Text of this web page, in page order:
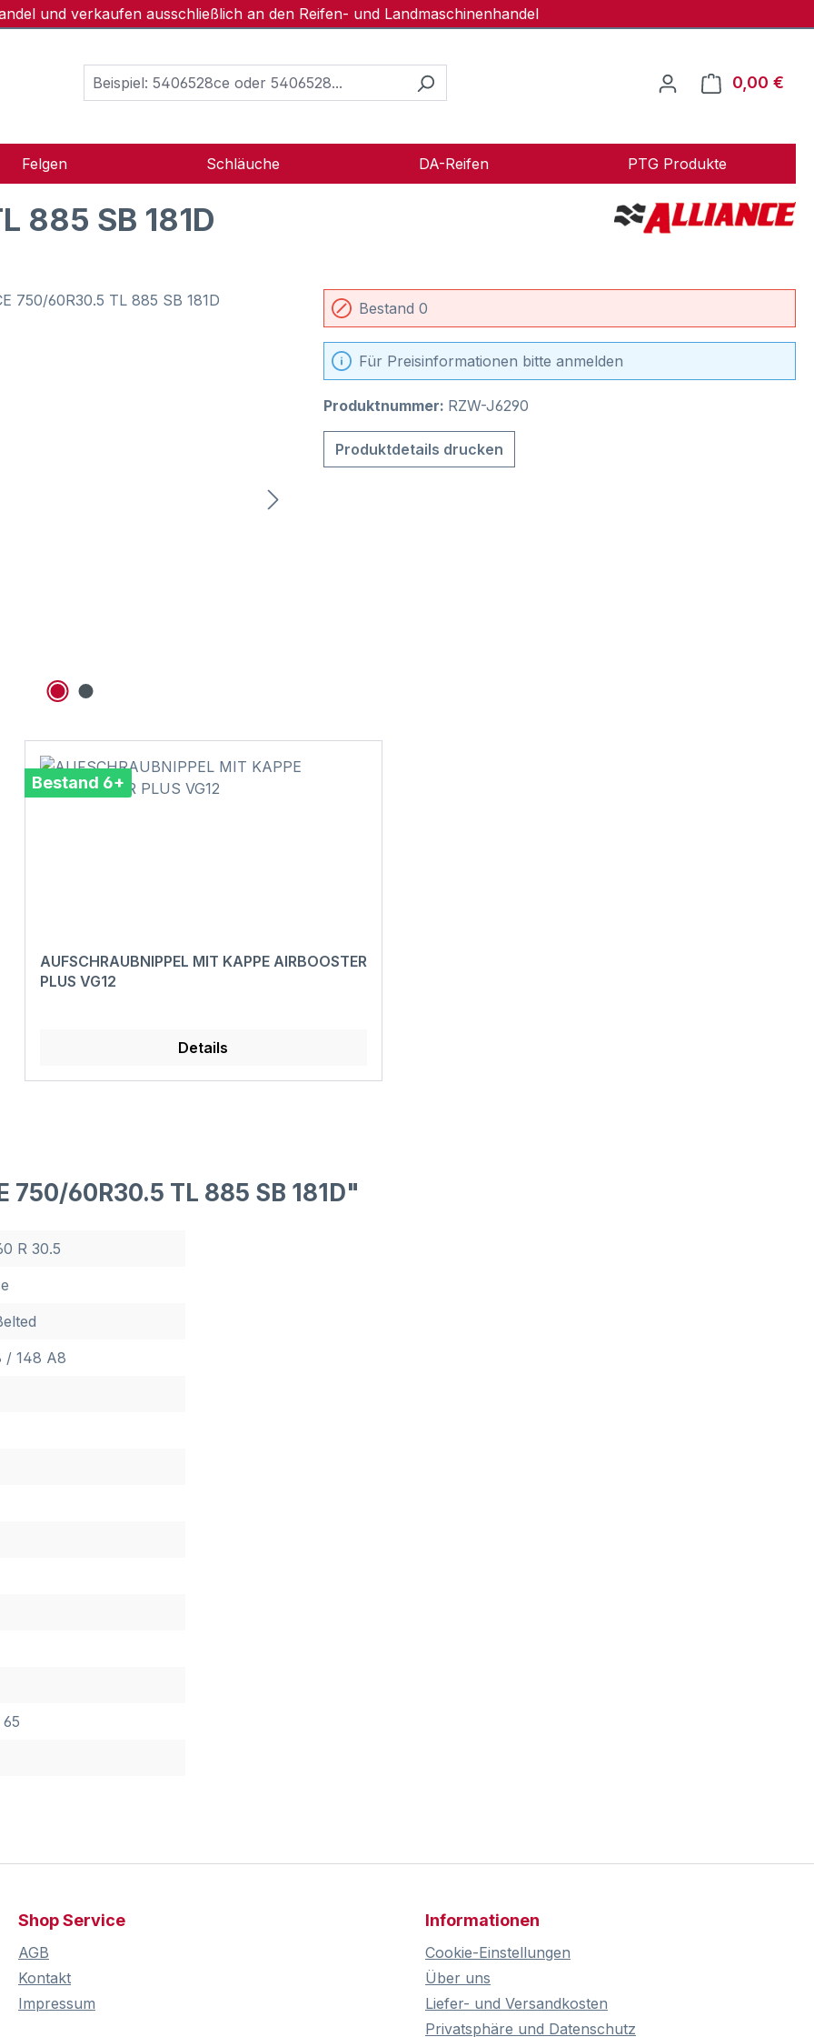
und verkaufen ausschließlich an den Reifen- und Landmaschinenhandel
0,00 €
Felgen Schläuche DA-Reifen PTG Produkte
885 SB 181D
Bestand 0
Für Preisinformationen bitte anmelden
Produktnummer: RZW-J6290
Produktdetails drucken
Bestand 6+
AUFSCHRAUBNIPPEL MIT KAPPE AIRBOOSTER
PLUS VG12
Details
60R30.5 TL 885 SB 181D"
R 30.5
/ 148 A8
Shop Service
AGB
Kontakt
Impressum
Informationen
Cookie-Einstellungen
Über uns
Liefer- und Versandkosten
Privatsphäre und Datenschutz